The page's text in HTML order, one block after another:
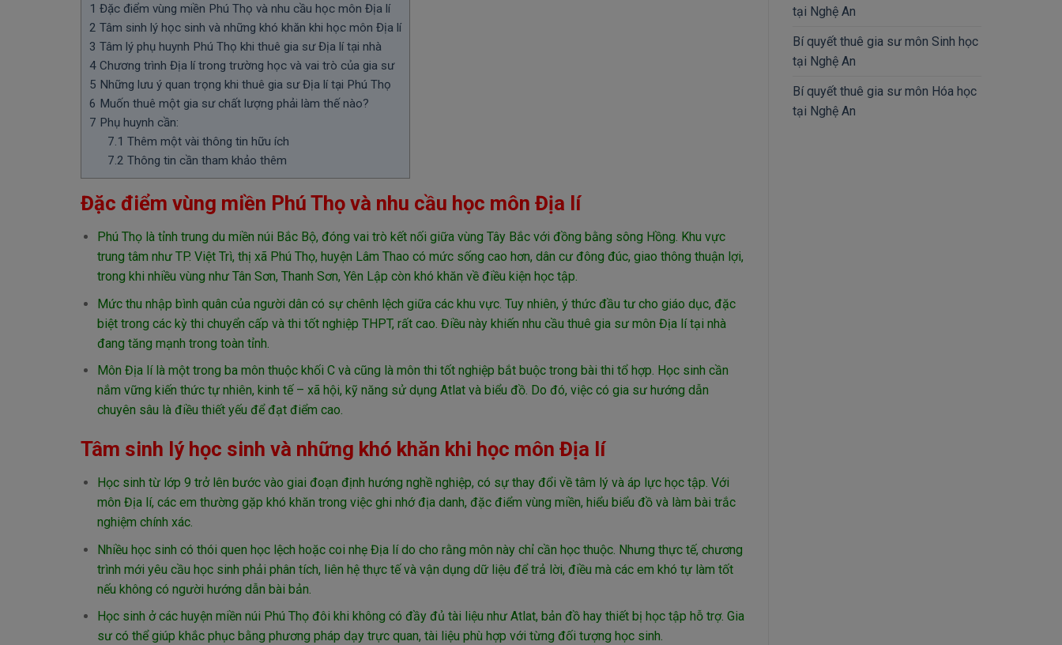
1 Đặc điểm vùng miền Phú Thọ và nhu cầu học môn Địa lí
2 Tâm sinh lý học sinh và những khó khăn khi học môn Địa lí
3 Tâm lý phụ huynh Phú Thọ khi thuê gia sư Địa lí tại nhà
4 Chương trình Địa lí trong trường học và vai trò của gia sư
5 Những lưu ý quan trọng khi thuê gia sư Địa lí tại Phú Thọ
6 Muốn thuê một gia sư chất lượng phải làm thế nào?
7 Phụ huynh cần:
7.1 Thêm một vài thông tin hữu ích
7.2 Thông tin cần tham khảo thêm
Đặc điểm vùng miền Phú Thọ và nhu cầu học môn Địa lí
Phú Thọ là tỉnh trung du miền núi Bắc Bộ, đóng vai trò kết nối giữa vùng Tây Bắc với đồng bằng sông Hồng. Khu vực
trung tâm như TP. Việt Trì, thị xã Phú Thọ, huyện Lâm Thao có mức sống cao hơn, dân cư đông đúc, giao thông thuận lợi,
trong khi nhiều vùng như Tân Sơn, Thanh Sơn, Yên Lập còn khó khăn về điều kiện học tập.
Mức thu nhập bình quân của người dân có sự chênh lệch giữa các khu vực. Tuy nhiên, ý thức đầu tư cho giáo dục, đặc
biệt trong các kỳ thi chuyển cấp và thi tốt nghiệp THPT, rất cao. Điều này khiến nhu cầu thuê gia sư môn Địa lí tại nhà
đang tăng mạnh trong toàn tỉnh.
Môn Địa lí là một trong ba môn thuộc khối C và cũng là môn thi tốt nghiệp bắt buộc trong bài thi tổ hợp. Học sinh cần
nắm vững kiến thức tự nhiên, kinh tế – xã hội, kỹ năng sử dụng Atlat và biểu đồ. Do đó, việc có gia sư hướng dẫn
chuyên sâu là điều thiết yếu để đạt điểm cao.
Tâm sinh lý học sinh và những khó khăn khi học môn Địa lí
Học sinh từ lớp 9 trở lên bước vào giai đoạn định hướng nghề nghiệp, có sự thay đổi về tâm lý và áp lực học tập. Với
môn Địa lí, các em thường gặp khó khăn trong việc ghi nhớ địa danh, đặc điểm vùng miền, hiểu biểu đồ và làm bài trắc
nghiệm chính xác.
Nhiều học sinh có thói quen học lệch hoặc coi nhẹ Địa lí do cho rằng môn này chỉ cần học thuộc. Nhưng thực tế, chương
trình mới yêu cầu học sinh phải phân tích, liên hệ thực tế và vận dụng dữ liệu để trả lời, điều mà các em khó tự làm tốt
nếu không có người hướng dẫn bài bản.
Học sinh ở các huyện miền núi Phú Thọ đôi khi không có đầy đủ tài liệu như Atlat, bản đồ hay thiết bị học tập hỗ trợ. Gia
sư có thể giúp khắc phục bằng phương pháp dạy trực quan, tài liệu phù hợp với từng đối tượng học sinh.
tại Nghệ An
Bí quyết thuê gia sư môn Sinh học
tại Nghệ An
Bí quyết thuê gia sư môn Hóa học
tại Nghệ An